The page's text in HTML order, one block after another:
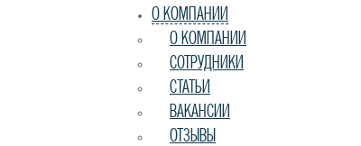
О КОМПАНИИ
О КОМПАНИИ
СОТРУДНИКИ
СТАТЬИ
ВАКАНСИИ
ОТЗЫВЫ